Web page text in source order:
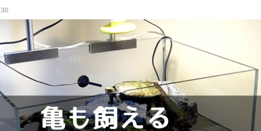
2022/5/15
爬虫類飼育にスイッチボットを導入してでき
ることと注意点
爬虫類・両生類飼育にスイッチボット
（SwitchBot）製品を導入し飼育を便利にする
ためのポイントと注意点を紹介します。特に温
湿度計によるデータ計測が効果的で、飼育デー
タ管理サービス「RIUM」との連携もおすすめで
す。
アクアリウムや生き物の飼育デ
ビス「RIUM」リリー
爬虫類・両生類・熱帯魚などの生
育環境であるアクアリウム・テラ
し、飼育データを共有できるウェ
「RIUM」を開発しました。使い方
リット、今後の機能追加予定や
を紹介します。